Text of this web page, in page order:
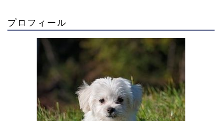
プロフィール